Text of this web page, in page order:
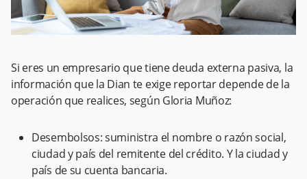
Si eres un empresario que tiene deuda externa pasiva, la
información que la Dian te exige reportar depende de la
operación que realices, según Gloria Muñoz:
Desembolsos: suministra el nombre o razón social,
ciudad y país del remitente del crédito. Y la ciudad y
país de su cuenta bancaria.